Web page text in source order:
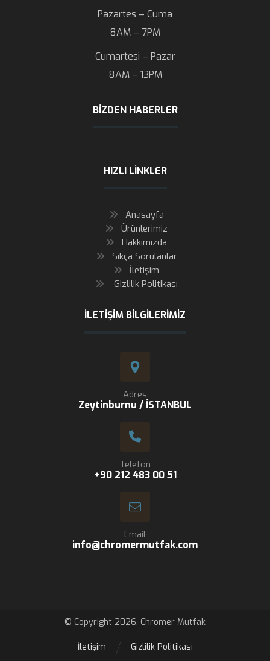
Pazartes – Cuma
8AM – 7PM
Cumartesi – Pazar
8AM – 13PM
BIZDEN HABERLER
HIZLI LINKLER
Anasayfa
Ürünlerimiz
Hakkımızda
Sıkça Sorulanlar
İletişim
Gizlilik Politikası
İLETIŞIM BILGILERIMIZ
Adres
Zeytinburnu / İSTANBUL
Telefon
+90 212 483 00 51
Email
info@chromermutfak.com
© Copyright 2026. Chromer Mutfak
Gizlilik Politikası
İletişim